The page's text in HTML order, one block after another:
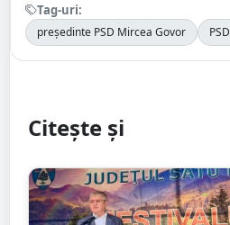
Tag-uri:
președinte PSD Mircea Govor PSD
Citește și